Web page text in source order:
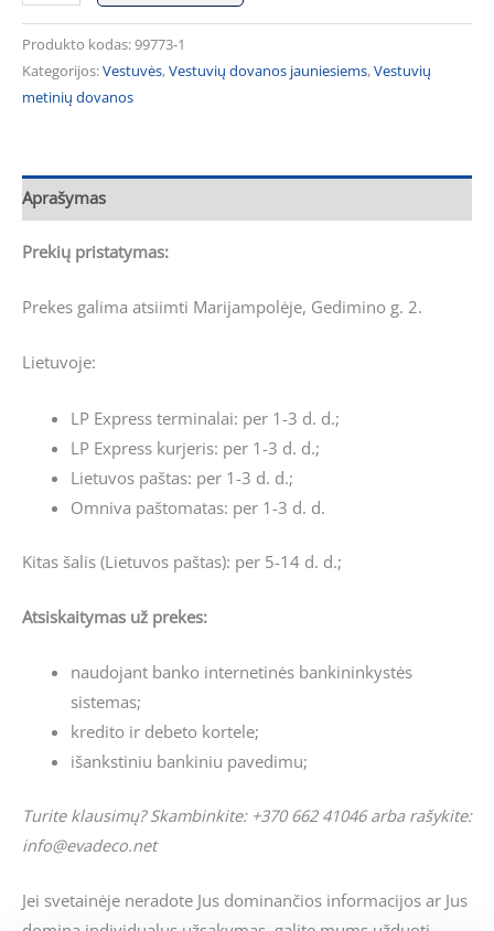
Produkto kodas:99773-1
Kategorijos:Vestuvės,Vestuvių dovanos jauniesiems,Vestuvių
metinių dovanos
Aprašymas
Prekių pristatymas:
Prekes galima atsiimti Marijampolėje, Gedimino g. 2.
Lietuvoje:
LP Express terminalai: per 1-3 d. d.;
LP Express kurjeris: per 1-3 d. d.;
Lietuvos paštas: per 1-3 d. d.;
Omniva paštomatas: per 1-3 d. d.
Kitas šalis (Lietuvos paštas): per 5-14 d. d.;
Atsiskaitymas už prekes:
naudojant banko internetinės bankininkystės
sistemas;
kredito ir debeto kortele;
išankstiniu bankiniu pavedimu;
Turite klausimų? Skambinkite: +370 662 41046 arba rašykite:
info@evadeco.net
Jei svetainėje neradote Jus dominančios informacijos ar Jus